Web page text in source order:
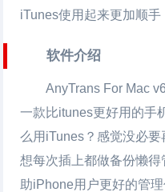
iTunes使用起来更加顺手
软件介绍
AnyTrans For Mac
一款比itunes更好用的手
么用iTunes？感觉没必
想每次插上都做备份懒
助iPhone用户更好的管